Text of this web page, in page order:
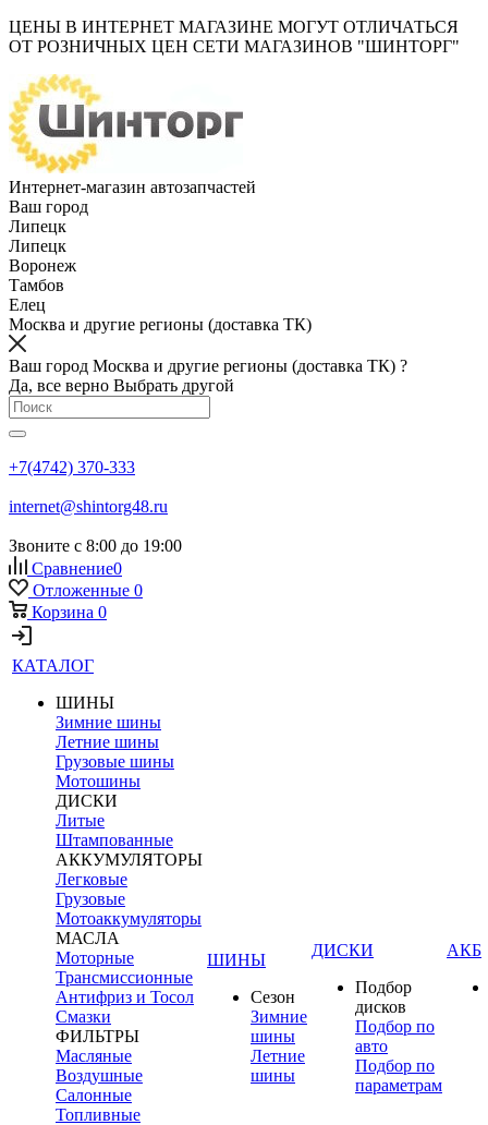
ЦЕНЫ В ИНТЕРНЕТ МАГАЗИНЕ МОГУТ ОТЛИЧАТЬСЯ
ОТ РОЗНИЧНЫХ ЦЕН СЕТИ МАГАЗИНОВ "ШИНТОРГ"
Интернет-магазин автозапчастей
Ваш город
Липецк
Липецк
Воронеж
Тамбов
Елец
Москва и другие регионы (доставка ТК)
Ваш город Москва и другие регионы (доставка ТК) ?
Да, все верно Выбрать другой
+7(4742) 370-333
internet@shintorg48.ru
Звоните с 8:00 до 19:00
Сравнение0
Отложенные 0
Корзина 0
КАТАЛОГ
ШИНЫ
Зимние шины
Летние шины
Грузовые шины
Мотошины
ДИСКИ
Литые
Штампованные
АККУМУЛЯТОРЫ
Легковые
Грузовые
Мотоаккумуляторы
МАСЛА
Моторные
Трансмиссионные
Антифриз и Тосол
Смазки
ФИЛЬТРЫ
Масляные
Воздушные
Салонные
Топливные
ШИНЫ
Сезон
Зимние
шины
Летние
шины
ДИСКИ
Подбор
дисков
Подбор по
авто
Подбор по
параметрам
АКБ